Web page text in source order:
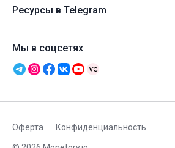
Ресурсы в Telegram
Мы в соцсетях
Оферта Конфиденциальность